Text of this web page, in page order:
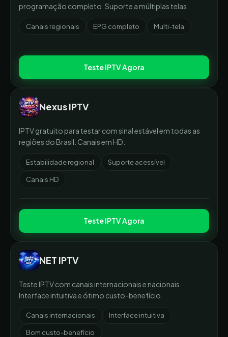
programação completo. Suporte a múltiplas telas.
Canais regionais EPG completo Multi-tela
Teste IPTV Agora
Nexus IPTV
IPTV gratuito para testar com sinal estável em todas as
regiões do Brasil. Canais em HD.
Estabilidade regional Suporte acessível
Canais HD
Teste IPTV Agora
NET IPTV
Teste IPTV com canais internacionais e nacionais.
Interface intuitiva e ótimo custo-benefício.
Canais internacionais Interface intuitiva
Bom custo-benefício